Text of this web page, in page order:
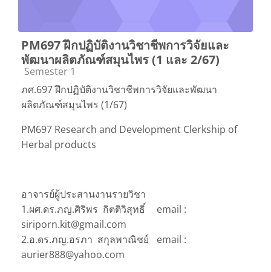
PM697 ฝึกปฏิบัติงานวิชาชีพการวิจัยและ
พัฒนาผลิตภัณฑ์สมุนไพร (1 และ 2/67)
Course category
Semester 1
ภศ.697 ฝึกปฏิบัติงานวิชาชีพการวิจัยและพัฒนา
ผลิตภัณฑ์สมุนไพร (1/67)
PM697 Research and Development Clerkship of
Herbal products
อาจารย์ผู้ประสานงานรายวิชา
1.ผศ.ดร.ภญ.ศิริพร กิตติวิสุทธิ์
email :
siriporn.kit@gmail.com
2.อ.ดร.ภญ.อรภา สกุลพาณิชย์
email :
aurier888@yahoo.com